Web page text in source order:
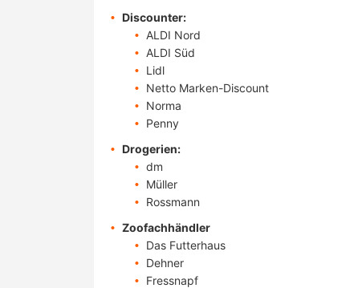
Discounter:
ALDI Nord
ALDI Süd
Lidl
Netto Marken-Discount
Norma
Penny
Drogerien:
dm
Müller
Rossmann
Zoofachhändler
Das Futterhaus
Dehner
Fressnapf